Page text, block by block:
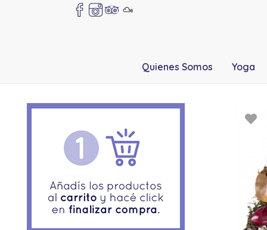
Quienes Somos Yoga